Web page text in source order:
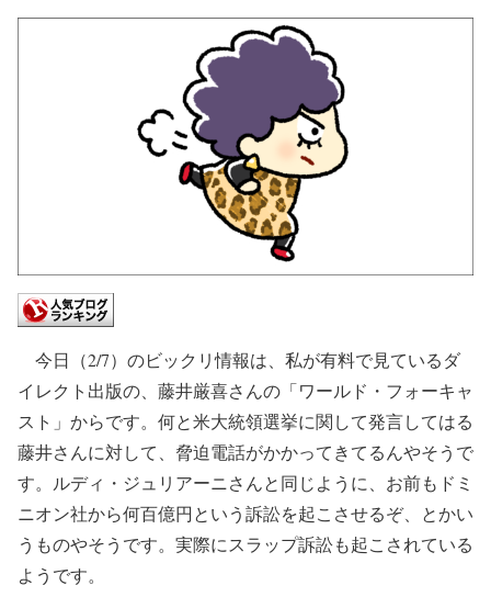
今日（2/7）のビックリ情報は、私が有料で見ているダ
イレクト出版の、藤井厳喜さんの「ワールド・フォーキャ
スト」からです。何と米大統領選挙に関して発言してはる
藤井さんに対して、脅迫電話がかかってきてるんやそうで
す。ルディ・ジュリアーニさんと同じように、お前もドミ
ニオン社から何百億円という訴訟を起こさせるぞ、とかい
うものやそうです。実際にスラップ訴訟も起こされている
ようです。